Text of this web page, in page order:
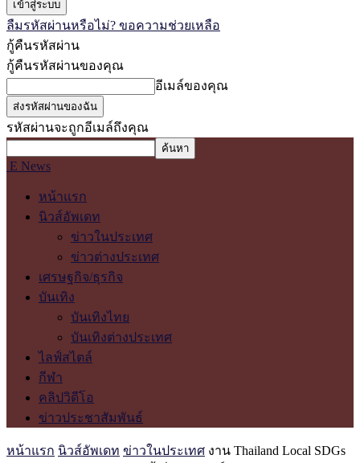
ลืมรหัสผ่านหรือไม่? ขอความช่วยเหลือ
กู้คืนรหัสผ่าน
กู้คืนรหัสผ่านของคุณ
อีเมล์ของคุณ
รหัสผ่านจะถูกอีเมล์ถึงคุณ
E News
หน้าแรก
นิวส์อัพเดท
ข่าวในประเทศ
ข่าวต่างประเทศ
เศรษฐกิจ/ธุรกิจ
บันเทิง
บันเทิงไทย
บันเทิงต่างประเทศ
ไลฟ์สไตล์
กีฬา
คลิปวิดีโอ
ข่าวประชาสัมพันธ์
หน้าแรก นิวส์อัพเดท ข่าวในประเทศ งาน Thailand Local SDGs